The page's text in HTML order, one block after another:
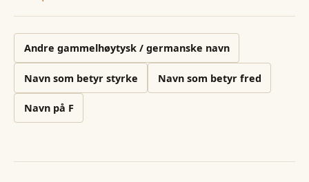
Andre gammelhøytysk / germanske navn
Navn som betyr styrke Navn som betyr fred
Navn på F